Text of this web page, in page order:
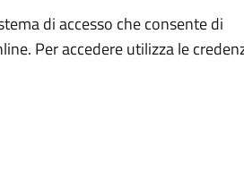
di accesso che consente di
Per accedere utilizza le